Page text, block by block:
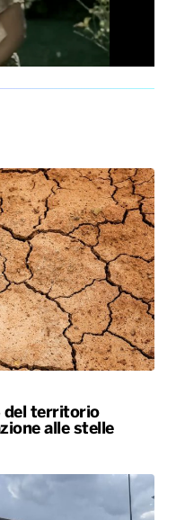
del territorio
alle stelle